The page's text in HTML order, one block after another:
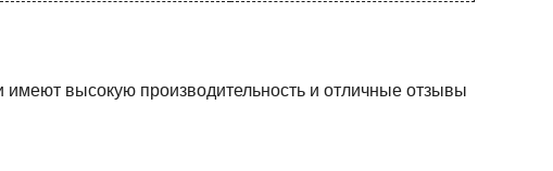
высокую производительность и отличные отзывы